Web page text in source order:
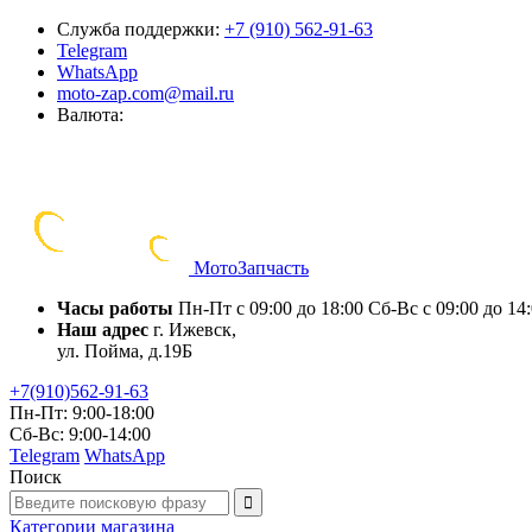
Служба поддержки: +7 (910) 562-91-63
Telegram
WhatsApp
moto-zap.com@mail.ru
Валюта:
МотоЗапчасть
Часы работы Пн-Пт с 09:00 до 18:00 Сб-Вс с 09:00 до
Наш адрес г. Ижевск,
ул. Пойма, д.19Б
+7(910)562-91-63
Пн-Пт: 9:00-18:00
Сб-Вс: 9:00-14:00
Telegram WhatsApp
Поиск
Категории магазина